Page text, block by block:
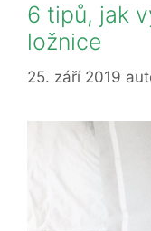
6 tipů, jak
ložnice
25. září 2019